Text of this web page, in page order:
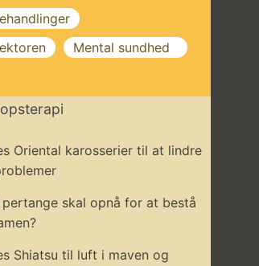
Mental sundhed
Oriental karosserier til at lindre
skal opnå for at bestå
Shiatsu til luft i maven og